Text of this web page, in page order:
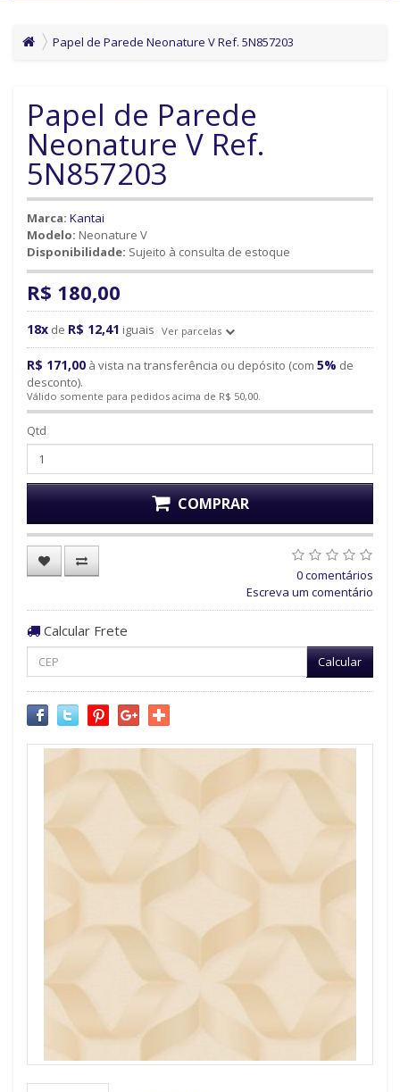
Papel de Parede Neonature V Ref. 5N857203
Papel de Parede
Neonature V Ref.
5N857203
Marca: Kantai
Modelo: Neonature V
Disponibilidade: Sujeito à consulta de estoque
R$ 180,00
18x de R$ 12,41 iguais Ver parcelas
R$ 171,00 à vista na transferência ou depósito (com 5% de
desconto).
Válido somente para pedidos acima de R$ 50,00.
Qtd
COMPRAR
0 comentários
Escreva um comentário
Calcular Frete
Calcular